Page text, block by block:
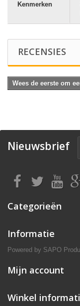
Kenmerken
RECENSIES
Wees de eerste om
Nieuwsbrief
Categorieën
Informatie
Powered by SAPO
Mijn account
Winkel